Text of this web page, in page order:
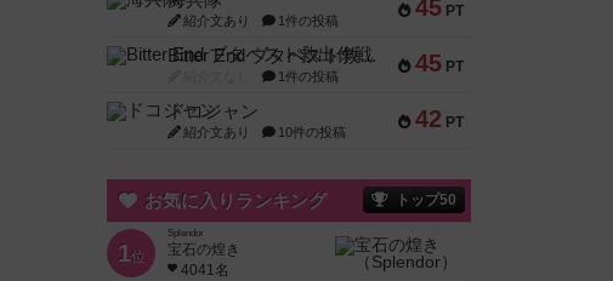
45 PT
紹介文あり 1件の投稿
45 PT
Bitter End ブタペスト救出作戦
1件の投稿
42 PT
ドコジャン
紹介文あり 10件の投稿
お気に入りランキング トップ50
1位
Splendor
宝石の煌き
4041名